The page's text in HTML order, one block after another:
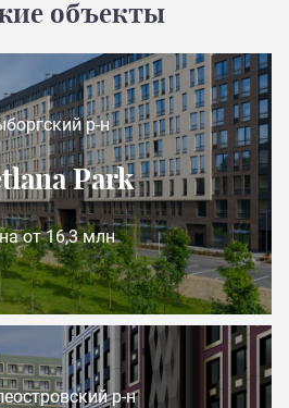
объекты
р-н
Park
от 16,3 млн
р-н